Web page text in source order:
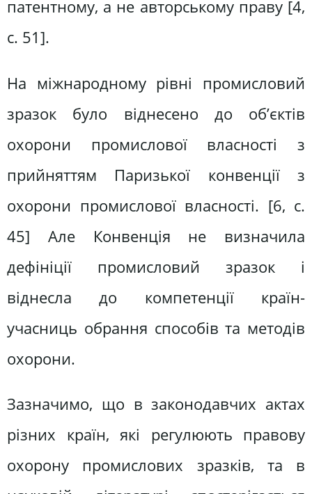
патентному, а не авторському праву [4,
с. 51].
На міжнародному рівні промисловий
зразок було віднесено до об’єктів
охорони промислової власності з
прийняттям Паризької конвенції з
охорони промислової власності. [6, с.
45] Але Конвенція не визначила
дефініції промисловий зразок і
віднесла до компетенції країн-
учасниць обрання способів та методів
охорони.
Зазначимо, що в законодавчих актах
різних країн, які регулюють правову
охорону промислових зразків, та в